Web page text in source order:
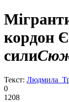
кордон
сили
Текст: Людмила
0
1208